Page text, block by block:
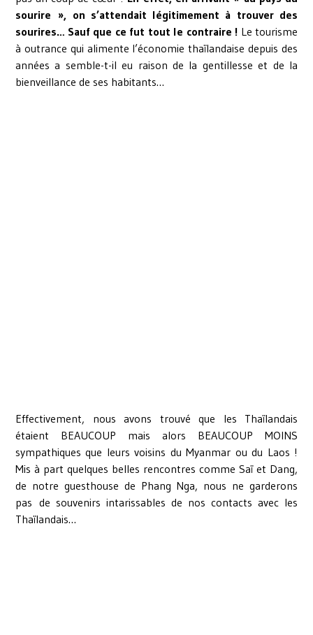
sourire », on s’attendait légitimement à trouver des
sourires… Sauf que ce fut tout le contraire ! Le tourisme
à outrance qui alimente l’économie thaïlandaise depuis des
années a semble-t-il eu raison de la gentillesse et de la
bienveillance de ses habitants…
Effectivement, nous avons trouvé que les Thaïlandais
étaient BEAUCOUP mais alors BEAUCOUP MOINS
sympathiques que leurs voisins du Myanmar ou du Laos !
Mis à part quelques belles rencontres comme Saï et Dang,
de notre guesthouse de Phang Nga, nous ne garderons
pas de souvenirs intarissables de nos contacts avec les
Thaïlandais…